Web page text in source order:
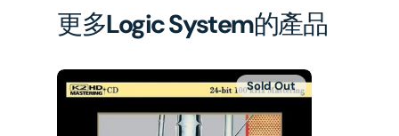
更多Logic System的產品
Sold Out